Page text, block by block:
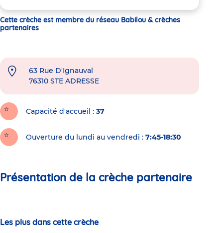
Cette crèche est membre du réseau Babilou & crèches
partenaires
63 Rue D'Ignauval
76310 STE ADRESSE
Capacité d'accueil 37
Ouverture du lundi au vendredi : 7:45-18:30
Présentation de la crèche partenaire
Les plus dans cette crèche